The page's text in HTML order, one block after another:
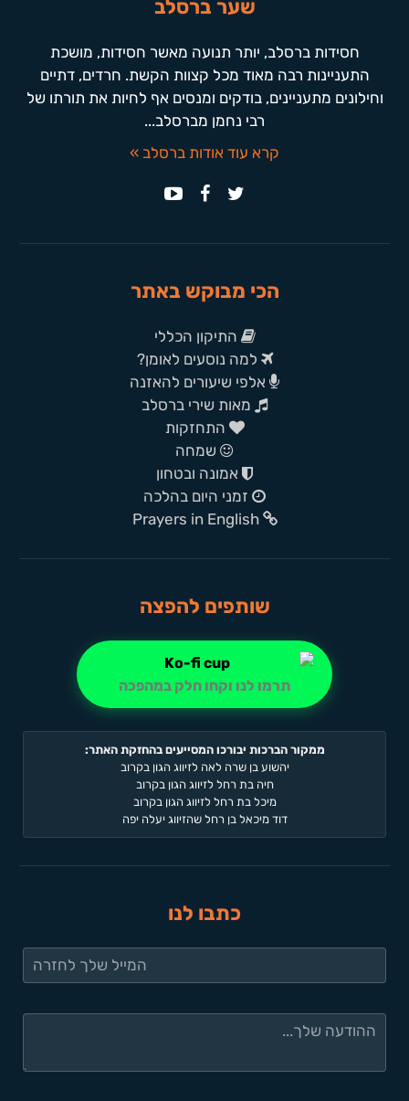
שער ברסלב
חסידות ברסלב, יותר תנועה מאשר חסידות, מושכת
התעניינות רבה מאוד מכל קצוות הקשת. חרדים, דתיים
וחילונים מתעניינים, בודקים ומנסים אף לחיות את תורתו של
רבי נחמן מברסלב...
קרא עוד אודות ברסלב »
הכי מבוקש באתר
התיקון הכללי
למה נוסעים לאומן?
אלפי שיעורים להאזנה
מאות שירי ברסלב
התחזקות
שמחה
אמונה ובטחון
זמני היום בהלכה
Prayers in English
שותפים להפצה
תרמו לנו וקחו חלק במהפכה
ממקור הברכות יבורכו המסייעים בהחזקת האתר:
יהשוע בן שרה לאה לזיווג הגון בקרוב
חיה בת רחל לזיווג הגון בקרוב
מיכל בת רחל לזיווג הגון בקרוב
דוד מיכאל בן רחל שהזיווג יעלה יפה
כתבו לנו